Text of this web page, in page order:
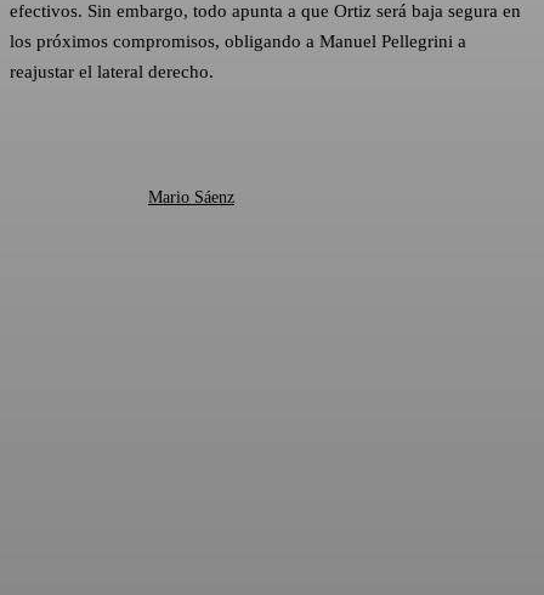
efectivos. Sin embargo, todo apunta a que Ortiz será baja segura en
los próximos compromisos, obligando a Manuel Pellegrini a
reajustar el lateral derecho.
Mario Sáenz